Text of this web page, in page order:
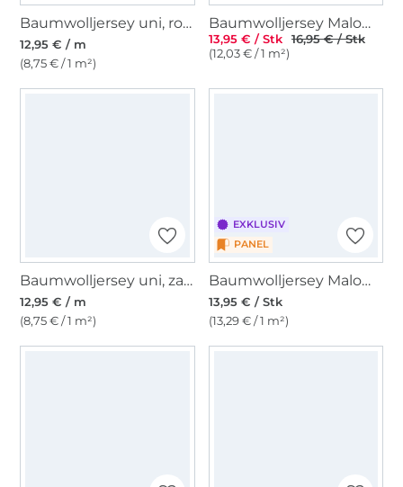
Baumwolljersey uni, rosa
12,95 € / m
(8,75 € / 1 m²)
Baumwolljersey Malomi Panel Graffiti Pow How, türkis 145 x 80 cm
13,95 € / Stk
16,95 € / Stk
(12,03 € / 1 m²)
Baumwolljersey uni, zartmint
12,95 € / m
(8,75 € / 1 m²)
EXKLUSIV
PANEL
Baumwolljersey Malomi Panel Feuerdrache 150 x 70 cm
13,95 € / Stk
(13,29 € / 1 m²)